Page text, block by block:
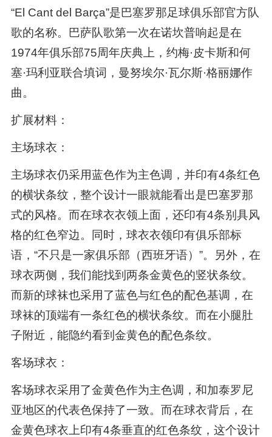
“El Cant del Barça”是巴塞罗那足球俱乐部官方队
歌的名称。巴萨队歌第一次在诺坎普响起是在
1974年俱乐部75周年庆典上，约梅·皮卡斯和何
塞·玛利亚联合填词，曼努埃尔·瓦尔斯·格丽娜作
曲。
扩展材料：
主场球衣：
主场球衣仍采用蓝色作为主色调，并印有4条红色
的横状条纹，整个设计一眼就能看出是巴塞罗那
式的风格。而在球衣衣领上面，还印有4条别具风
格的红色窄边。同时，球衣衣领印有俱乐部标
语，“不只是一家俱乐部（西班牙语）”。另外，在
球衣两侧，我们能找到两条金黄色的竖状条纹。
而新的球袜也采用了蓝色与红色的配色基调，在
球袜的顶端有一条红色的横状条纹。而在小腿肚
子附近，能隐约看到金黄色的配色条纹。
客场球衣：
客场球衣采用了金黄色作为主色调，和加泰罗尼
亚地区的代表色保持了一致。而在球衣背后，在
金黄色球衣上印有4条垂直的红色条纹，这个设计